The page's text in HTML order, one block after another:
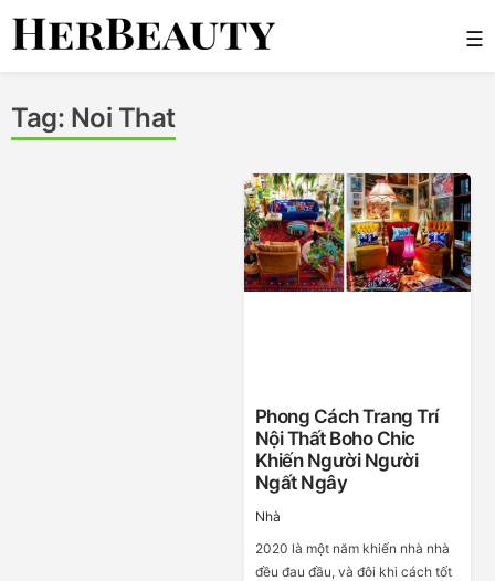
Skip
☰
Tag: Noi That
Phong Cách Trang Trí
Nội Thất Boho Chic
Khiến Người Người
Ngất Ngây
Nhà
2020 là một năm khiến nhà nhà
đều đau đầu, và đôi khi cách tốt